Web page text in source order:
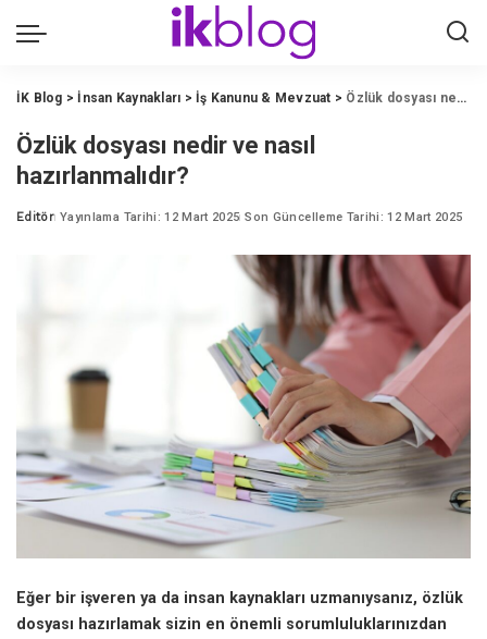
İK Blog > İnsan Kaynakları > İş Kanunu & Mevzuat > Özlük dosyası nedir ve nasıl hazırlanmalıdır?
Özlük dosyası nedir ve nasıl
hazırlanmalıdır?
Posted
Editör Yayınlama Tarihi: 12 Mart 2025 Son Güncelleme Tarihi: 12 Mart 2025
Eğer bir işveren ya da insan kaynakları uzmanıysanız, özlük
dosyası hazırlamak sizin en önemli sorumluluklarınızdan